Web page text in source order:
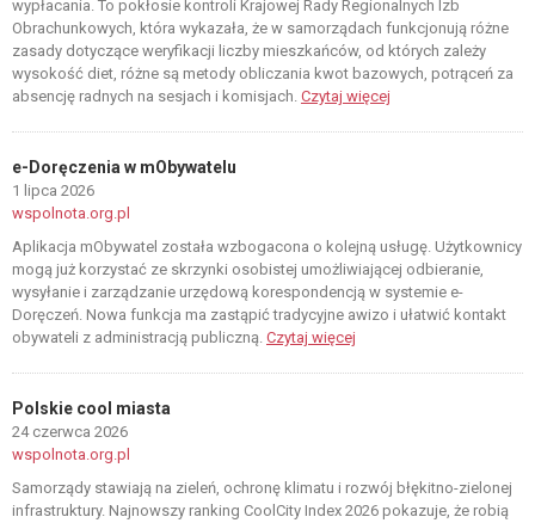
wypłacania. To pokłosie kontroli Krajowej Rady Regionalnych Izb
Obrachunkowych, która wykazała, że w samorządach funkcjonują różne
zasady dotyczące weryfikacji liczby mieszkańców, od których zależy
wysokość diet, różne są metody obliczania kwot bazowych, potrąceń za
absencję radnych na sesjach i komisjach. Czytaj więcej
e-Doręczenia w mObywatelu
1 lipca 2026
wspolnota.org.pl
Aplikacja mObywatel została wzbogacona o kolejną usługę. Użytkownicy
mogą już korzystać ze skrzynki osobistej umożliwiającej odbieranie,
wysyłanie i zarządzanie urzędową korespondencją w systemie e-
Doręczeń. Nowa funkcja ma zastąpić tradycyjne awizo i ułatwić kontakt
obywateli z administracją publiczną. Czytaj więcej
Polskie cool miasta
24 czerwca 2026
wspolnota.org.pl
Samorządy stawiają na zieleń, ochronę klimatu i rozwój błękitno-zielonej
infrastruktury. Najnowszy ranking CoolCity Index 2026 pokazuje, że robią